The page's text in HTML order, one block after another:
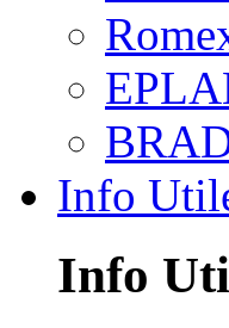
Info
Info